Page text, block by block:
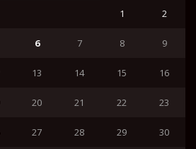
1 2
6 7 8 9
13 14 15 16
20 21 22 23
27 28 29 30